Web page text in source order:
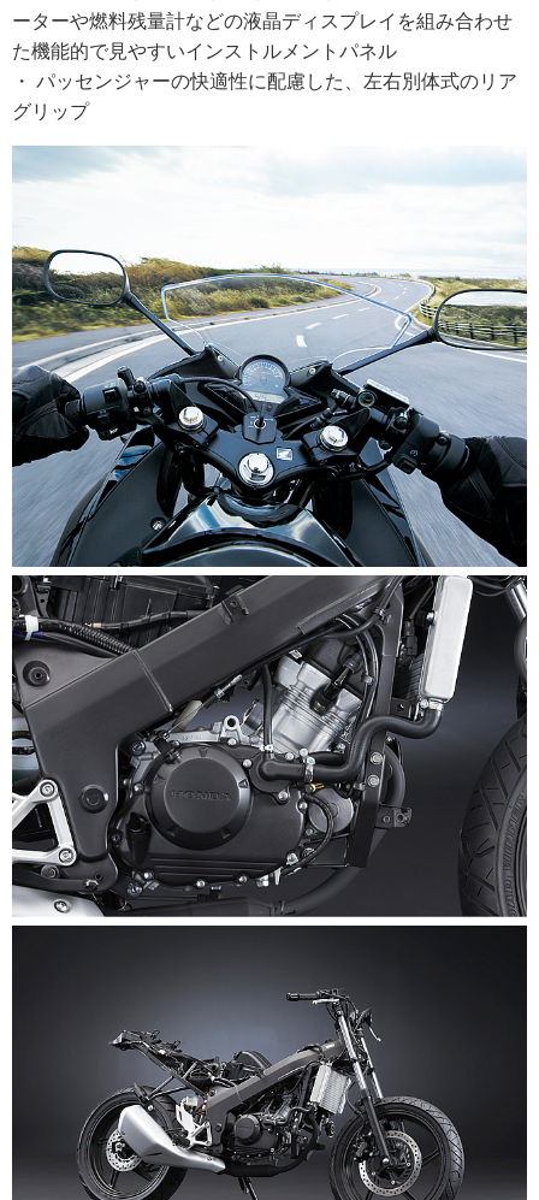
ーターや燃料残量計などの液晶ディスプレイを組み合わせ
た機能的で見やすいインストルメントパネル
・ パッセンジャーの快適性に配慮した、左右別体式のリア
グリップ